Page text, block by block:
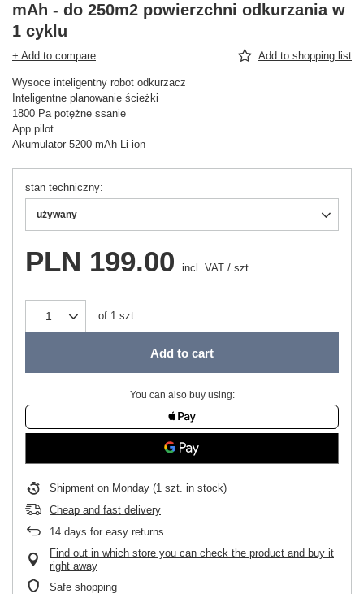
mAh - do 250m2 powierzchni odkurzania w
1 cyklu
+ Add to compare Add to shopping list
Wysoce inteligentny robot odkurzacz
Inteligentne planowanie ścieżki
1800 Pa potężne ssanie
App pilot
Akumulator 5200 mAh Li-ion
stan techniczny
używany
PLN 199.00 incl. VAT / szt.
of 1 szt.
Add to cart
You can also buy using:
Shipment on Monday (1 szt. in stock)
Cheap and fast delivery
14 days for easy returns
Find out in which store you can check the product and buy it
right away
Safe shopping